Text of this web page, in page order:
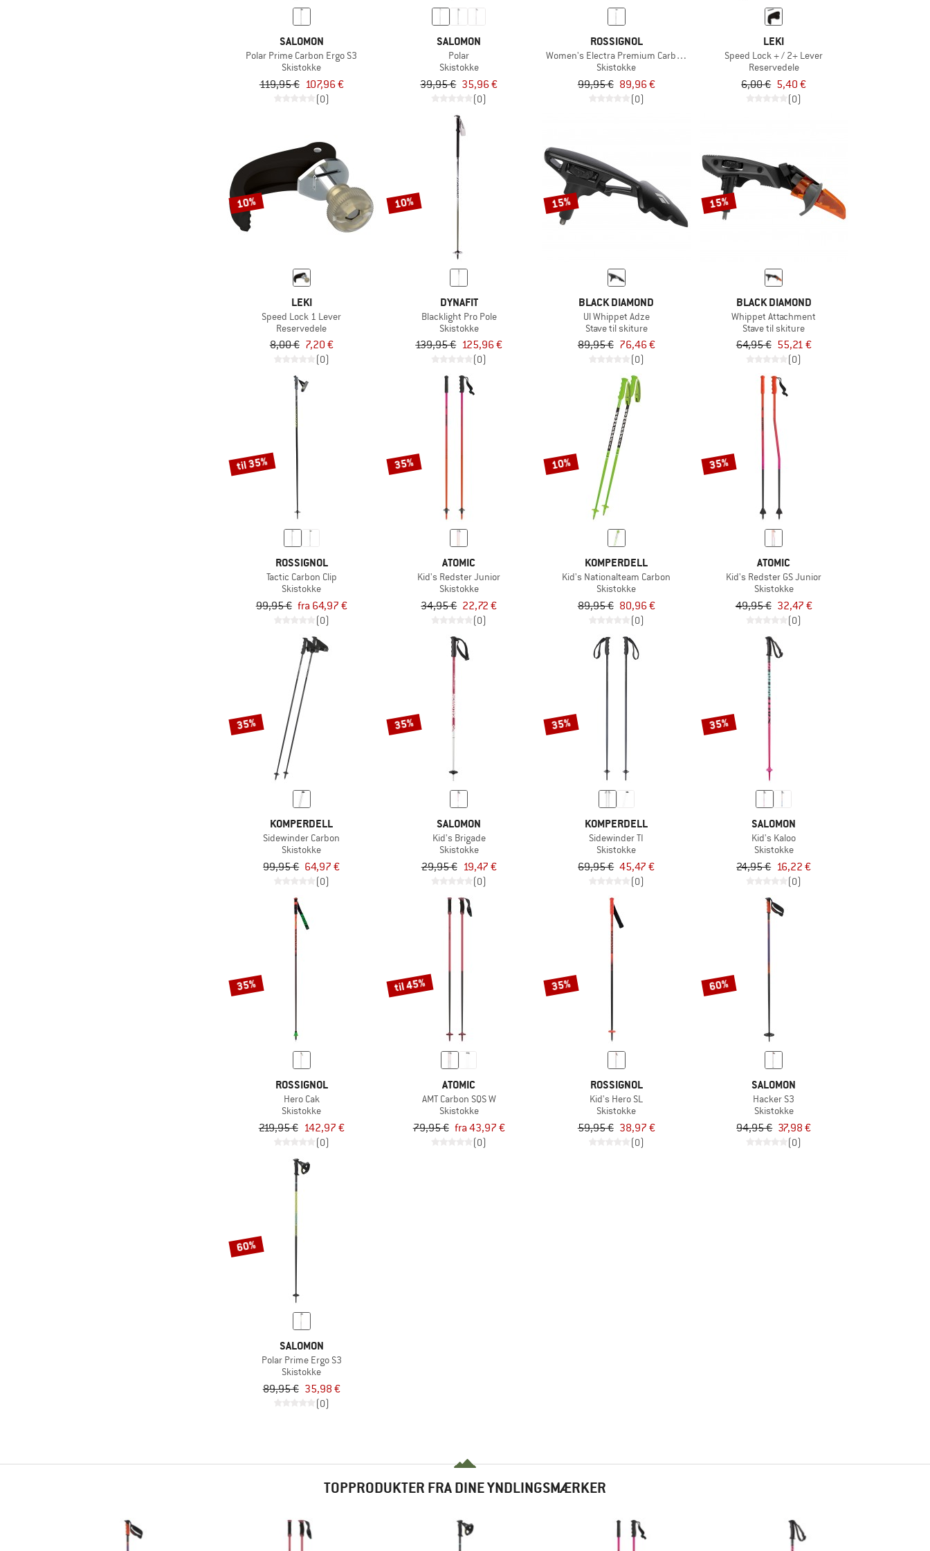
SALOMON
Polar Prime Carbon Ergo S3
Skistokke
119,95 € 107,96 €
(0)
SALOMON
Polar
Skistokke
39,95 € 35,96 €
(0)
ROSSIGNOL
Women's Electra Premium Carbon Clip
Skistokke
99,95 € 89,96 €
(0)
LEKI
Speed Lock + / 2+ Lever
Reservedele
6,00 € 5,40 €
(0)
10%
LEKI
Speed Lock 1 Lever
Reservedele
8,00 € 7,20 €
(0)
10%
DYNAFIT
Blacklight Pro Pole
Skistokke
139,95 € 125,96 €
(0)
15%
BLACK DIAMOND
Ul Whippet Adze
Stave til skiture
89,95 € 76,46 €
(0)
15%
BLACK DIAMOND
Whippet Attachment
Stave til skiture
64,95 € 55,21 €
(0)
til 35%
ROSSIGNOL
Tactic Carbon Clip
Skistokke
99,95 € fra 64,97 €
(0)
35%
ATOMIC
Kid's Redster Junior
Skistokke
34,95 € 22,72 €
(0)
10%
KOMPERDELL
Kid's Nationalteam Carbon
Skistokke
89,95 € 80,96 €
(0)
35%
ATOMIC
Kid's Redster GS Junior
Skistokke
49,95 € 32,47 €
(0)
35%
KOMPERDELL
Sidewinder Carbon
Skistokke
99,95 € 64,97 €
(0)
35%
SALOMON
Kid's Brigade
Skistokke
29,95 € 19,47 €
(0)
35%
KOMPERDELL
Sidewinder TI
Skistokke
69,95 € 45,47 €
(0)
35%
SALOMON
Kid's Kaloo
Skistokke
24,95 € 16,22 €
(0)
35%
ROSSIGNOL
Hero Cak
Skistokke
219,95 € 142,97 €
(0)
til 45%
ATOMIC
AMT Carbon SQS W
Skistokke
79,95 € fra 43,97 €
(0)
35%
ROSSIGNOL
Kid's Hero SL
Skistokke
59,95 € 38,97 €
(0)
60%
SALOMON
Hacker S3
Skistokke
94,95 € 37,98 €
(0)
60%
SALOMON
Polar Prime Ergo S3
Skistokke
89,95 € 35,98 €
(0)
TOPPRODUKTER FRA DINE YNDLINGSMÆRKER